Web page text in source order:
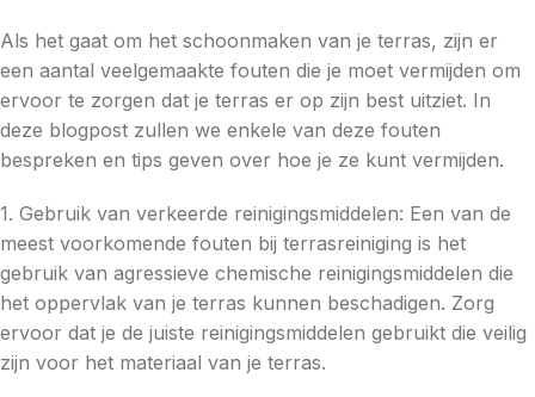
Als het gaat om het schoonmaken van je terras, zijn er
een aantal veelgemaakte fouten die je moet vermijden om
ervoor te zorgen dat je terras er op zijn best uitziet. In
deze blogpost zullen we enkele van deze fouten
bespreken en tips geven over hoe je ze kunt vermijden.
1. Gebruik van verkeerde reinigingsmiddelen: Een van de
meest voorkomende fouten bij terrasreiniging is het
gebruik van agressieve chemische reinigingsmiddelen die
het oppervlak van je terras kunnen beschadigen. Zorg
ervoor dat je de juiste reinigingsmiddelen gebruikt die veilig
zijn voor het materiaal van je terras.